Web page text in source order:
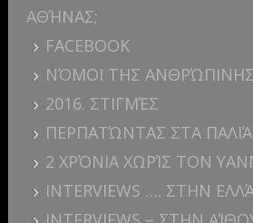
ΑΘΉΝΑΣ;
FACEBOOK
ΝΌΜΟΙ ΤΗΣ ΑΝΘΡΏΠΙΝΗΣ
2016. ΣΤΙΓΜΈΣ
ΠΕΡΠΑΤΏΝΤΑΣ ΣΤΑ
2 ΧΡΌΝΙΑ ΧΩΡΊΣ ΤΟΝ
INTERVIEWS …. ΣΤΗΝ